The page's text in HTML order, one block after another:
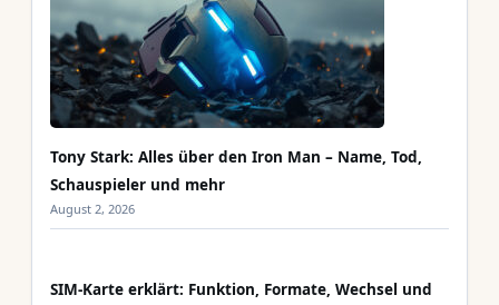
Tony Stark: Alles über den Iron Man – Name, Tod,
Schauspieler und mehr
August 2, 2026
SIM-Karte erklärt: Funktion, Formate, Wechsel und